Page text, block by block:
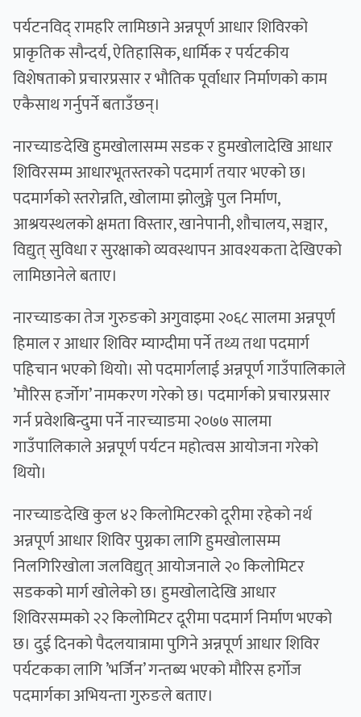
पर्यटनविद् रामहरि लामिछाने अन्नपूर्ण आधार शिविरको
प्राकृतिक सौन्दर्य, ऐतिहासिक, धार्मिक र पर्यटकीय
विशेषताको प्रचारप्रसार र भौतिक पूर्वाधार निर्माणको काम
एकैसाथ गर्नुपर्ने बताउँछन्।
नारच्याङदेखि हुमखोलासम्म सडक र हुमखोलादेखि आधार
शिविरसम्म आधारभूतस्तरको पदमार्ग तयार भएको छ।
पदमार्गको स्तरोन्नति, खोलामा झोलुङ्गे पुल निर्माण,
आश्रयस्थलको क्षमता विस्तार, खानेपानी, शौचालय, सञ्चार,
विद्युत् सुविधा र सुरक्षाको व्यवस्थापन आवश्यकता देखिएको
लामिछानेले बताए।
नारच्याङका तेज गुरुङको अगुवाइमा २०६८ सालमा अन्नपूर्ण
हिमाल र आधार शिविर म्याग्दीमा पर्ने तथ्य तथा पदमार्ग
पहिचान भएको थियो। सो पदमार्गलाई अन्नपूर्ण गाउँपालिकाले
’मौरिस हर्जोग’ नामकरण गरेको छ। पदमार्गको प्रचारप्रसार
गर्न प्रवेशबिन्दुमा पर्ने नारच्याङमा २०७७ सालमा
गाउँपालिकाले अन्नपूर्ण पर्यटन महोत्वस आयोजना गरेको
थियो।
नारच्याङदेखि कुल ४२ किलोमिटरको दूरीमा रहेको नर्थ
अन्नपूर्ण आधार शिविर पुग्नका लागि हुमखोलासम्म
निलगिरिखोला जलविद्युत् आयोजनाले २० किलोमिटर
सडकको मार्ग खोलेको छ। हुमखोलादेखि आधार
शिविरसम्मको २२ किलोमिटर दूरीमा पदमार्ग निर्माण भएको
छ। दुई दिनको पैदलयात्रामा पुगिने अन्नपूर्ण आधार शिविर
पर्यटकका लागि ’भर्जिन’ गन्तब्य भएको मौरिस हर्गोज
पदमार्गका अभियन्ता गुरुङले बताए।